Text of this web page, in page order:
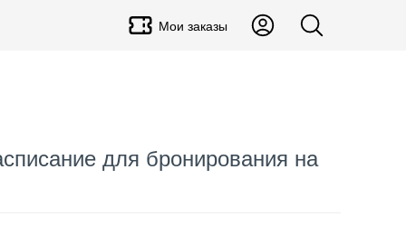
Мои заказы
для бронирования на